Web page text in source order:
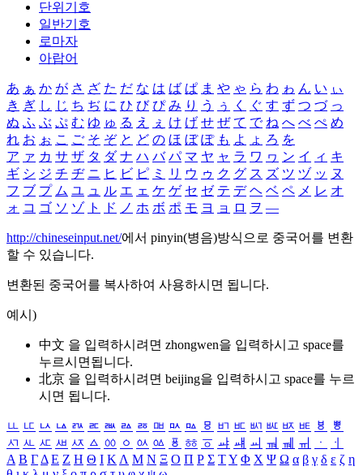
단위기호
일반기호
로마자
아랍어
あ ぁ か が さ ざ た だ な は ば ぱ ま や ゃ ら わ ゎ ん い ぃ
き ぎ し じ ち ぢ に ひ び ぴ み り う ぅ く ぐ す ず つ づ っ
ぬ ふ ぶ ぷ む ゆ ゅ る え ぇ け げ せ ぜ て で ね へ べ ぺ め
れ お ぉ こ ご そ ぞ と ど の ほ ぼ ぽ も よ ょ ろ を
ア ァ カ サ ザ タ ダ ナ ハ バ パ マ ヤ ャ ラ ワ ヮ ン イ ィ キ
ギ シ ジ チ ヂ ニ ヒ ビ ピ ミ リ ウ ゥ ク グ ス ズ ツ ヅ ッ ヌ
フ ブ プ ム ユ ュ ル エ ェ ケ ゲ セ ゼ テ デ ヘ ベ ペ メ レ オ
ォ コ ゴ ソ ゾ ト ド ノ ホ ボ ポ モ ヨ ョ ロ ヲ ―
http://chineseinput.net/에서 pinyin(병음)방식으로 중국어를 변환
할 수 있습니다.
변환된 중국어를 복사하여 사용하시면 됩니다.
예시)
中文 을 입력하시려면 zhongwen을 입력하시고 space를
누르시면됩니다.
北京 을 입력하시려면 beijing을 입력하시고 space를 누르
시면 됩니다.
ㅥ ㅦ ㅧ ㅨ ㅩ ㅪ ㅫ ㅬ ㅭ ㅮ ㅯ ㅰ ㅱ ㅲ ㅳ ㅴ ㅵ ㅶ ㅷ ㅸ
ㅹ
ㅺ ㅻ ㅼ ㅽ ㅾ ㅿ ㆀ ㆁ ㆂ ㆃ ㆄ ㆅ ㆆ ㆇ ㆈ ㆉ ㆊ ㆋ ㆌ ㆍ
ㆎ
Α Β ΓΔ Ε Ζ Η Θ Ι ΚΛ Μ Ν Ξ Ο Π Ρ Σ ΤΥ Φ Χ Ψ Ω α β γ δ ε ζ η